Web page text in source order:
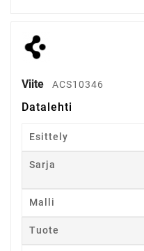
Viite ACS10346
Datalehti
Esittely
Sarja
Malli
Tuote